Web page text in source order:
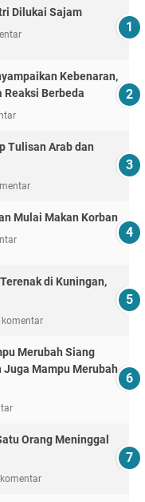
Dilukai Sajam
Kebenaran,
Reaksi Berbeda
Tulisan Arab dan
Mulai Makan Korban
di Kuningan,
Merubah Siang
Juga Mampu Merubah
Orang Meninggal